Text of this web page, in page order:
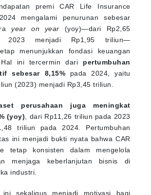
premi CAR Life Insurance
mengalami penurunan sebesar
year on year (yoy)—dari Rp2,65
2023 menjadi Rp1,95 triliun—
menunjukkan fondasi keuangan
ini tercermin dari pertumbuhan
sebesar 8,15% pada 2024, yaitu
(2023) menjadi Rp3,45 triliun.
perusahaan juga meningkat
(yoy) , dari Rp11,26 triliun pada 2023
triliun pada 2024. Pertumbuhan
ini menjadi bukti nyata bahwa CAR
tetap konsisten dalam mengelola
menjaga keberlanjutan bisnis di
industri.
ini sekaligus menjadi motivasi bagi